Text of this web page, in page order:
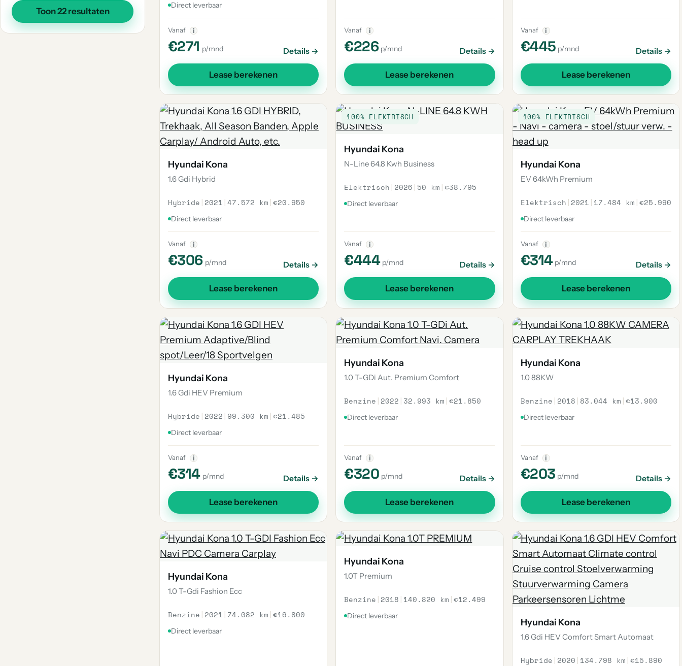
Toon 22 resultaten
Direct leverbaar
Vanaf i
€271 p/mnd Details →
Lease berekenen
Vanaf i
€226 p/mnd Details →
Lease berekenen
Vanaf i
€445 p/mnd Details →
Lease berekenen
Hyundai Kona
1.6 Gdi Hybrid
Hybride | 2021 |47.572 km |€20.950
Direct leverbaar
Vanaf i
€306 p/mnd Details →
Lease berekenen
100% ELEKTRISCH
Hyundai Kona
N-Line 64.8 Kwh Business
Elektrisch | 2026 | 50 km |€38.795
Direct leverbaar
Vanaf i
€444 p/mnd Details →
Lease berekenen
100% ELEKTRISCH
Hyundai Kona
EV 64kWh Premium
Elektrisch | 2021 | 17.484 km |€25.990
Direct leverbaar
Vanaf i
€314 p/mnd Details →
Lease berekenen
Hyundai Kona
1.6 Gdi HEV Premium
Hybride | 2022 | 99.300 km |€21.485
Direct leverbaar
Vanaf i
€314 p/mnd Details →
Lease berekenen
Hyundai Kona
1.0 T-GDi Aut. Premium Comfort
Benzine | 2022 | 32.993 km |€21.850
Direct leverbaar
Vanaf i
€320 p/mnd Details →
Lease berekenen
Hyundai Kona
1.0 88KW
Benzine | 2018 | 83.044 km |€13.900
Direct leverbaar
Vanaf i
€203 p/mnd Details →
Lease berekenen
Hyundai Kona
1.0 T-Gdi Fashion Ecc
Benzine | 2021 | 74.082 km |€16.800
Direct leverbaar
Hyundai Kona
1.0T Premium
Benzine | 2018 | 140.820 km |€12.499
Direct leverbaar
Hyundai Kona
1.6 Gdi HEV Comfort Smart Automaat
Hybride | 2020 | 134.798 km |€15.890